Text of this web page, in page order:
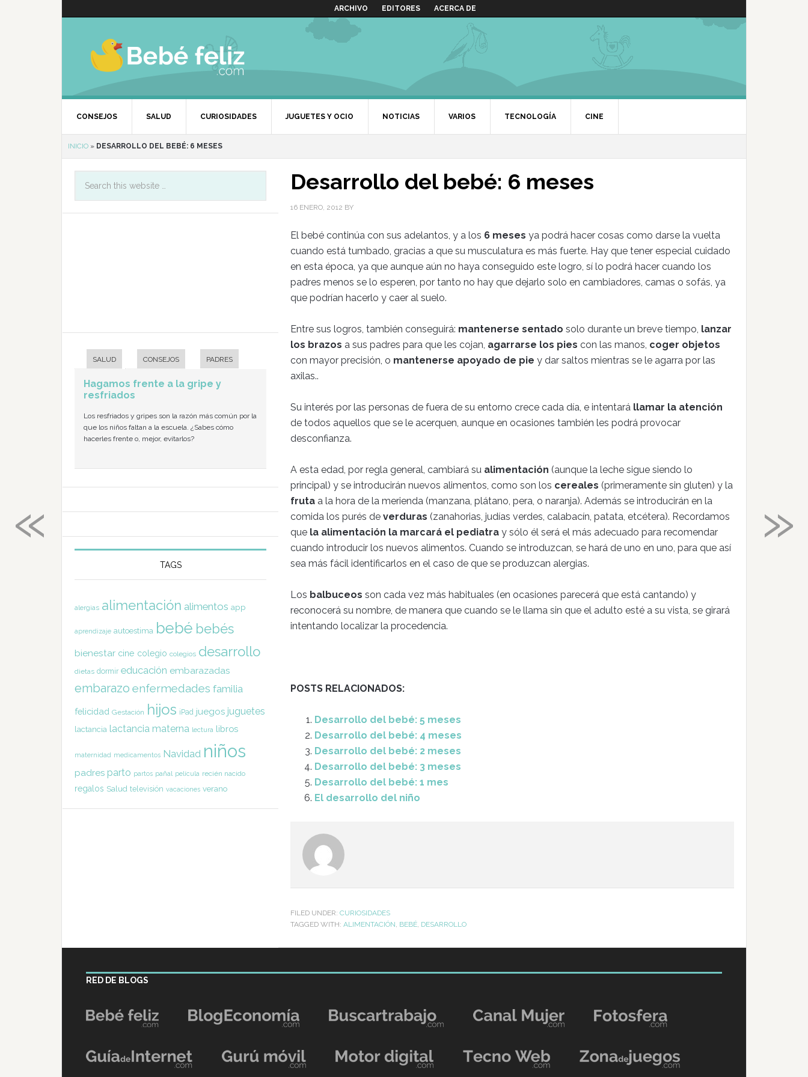
ARCHIVO EDITORES ACERCA DE
CONSEJOS SALUD CURIOSIDADES JUGUETES Y OCIO NOTICIAS VARIOS TECNOLOGÍA CINE
INICIO » DESARROLLO DEL BEBÉ: 6 MESES
Desarrollo del bebé: 6 meses
16 ENERO, 2012 BY
El bebé continúa con sus adelantos, y a los 6 meses ya podrá hacer cosas como darse la vuelta
cuando está tumbado, gracias a que su musculatura es más fuerte. Hay que tener especial cuidado
en esta época, ya que aunque aún no haya conseguido este logro, sí lo podrá hacer cuando los
padres menos se lo esperen, por tanto no hay que dejarlo solo en cambiadores, camas o sofás, ya
que podrían hacerlo y caer al suelo.
Entre sus logros, también conseguirá: mantenerse sentado solo durante un breve tiempo, lanzar
los brazos a sus padres para que les cojan, agarrarse los pies con las manos, coger objetos
con mayor precisión, o mantenerse apoyado de pie y dar saltos mientras se le agarra por las
axilas..
Su interés por las personas de fuera de su entorno crece cada día, e intentará llamar la atención
de todos aquellos que se le acerquen, aunque en ocasiones también les podrá provocar
desconfianza.
A esta edad, por regla general, cambiará su alimentación (aunque la leche sigue siendo lo
principal) y se introducirán nuevos alimentos, como son los cereales (primeramente sin gluten) y la
fruta a la hora de la merienda (manzana, plátano, pera, o naranja). Además se introducirán en la
comida los purés de verduras (zanahorias, judías verdes, calabacín, patata, etcétera). Recordamos
que la alimentación la marcará el pediatra y sólo él será el más adecuado para recomendar
cuando introducir los nuevos alimentos. Cuando se introduzcan, se hará de uno en uno, para que así
sea más fácil identificarlos en el caso de que se produzcan alergias.
Los balbuceos son cada vez más habituales (en ocasiones parecerá que está cantando) y
reconocerá su nombre, de manera que cuando se le llama sin que el adulto esté a su vista, se girará
intentando localizar la procedencia.
POSTS RELACIONADOS:
Desarrollo del bebé: 5 meses
Desarrollo del bebé: 4 meses
Desarrollo del bebé: 2 meses
Desarrollo del bebé: 3 meses
Desarrollo del bebé: 1 mes
El desarrollo del niño
FILED UNDER: CURIOSIDADES
TAGGED WITH: ALIMENTACIÓN, BEBÉ, DESARROLLO
SALUD CONSEJOS PADRES
Hagamos frente a la gripe y
resfriados
Los resfriados y gripes son la razón más común por la
que los niños faltan a la escuela. ¿Sabes cómo
hacerles frente o, mejor, evitarlos?
TAGS
alergias alimentación alimentos app
aprendizaje autoestima bebé bebés
bienestar cine colegio colegios desarrollo
dietas dormir educación embarazadas
embarazo enfermedades familia
felicidad Gestación hijos iPad juegos juguetes
lactancia lactancia materna lectura libros
maternidad medicamentos Navidad niños
padres parto partos pañal película recién nacido
regalos Salud televisión vacaciones verano
RED DE BLOGS
»
«